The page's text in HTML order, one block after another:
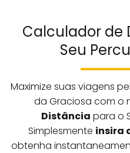
Calculador de
Seu
Maximize suas viagens
da Graciosa com o
Distância para o
Simplesmente insira
obtenha